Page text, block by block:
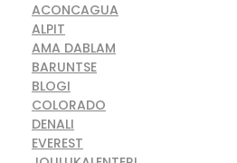
ACONCAGUA
ALPIT
AMA DABLAM
BARUNTSE
BLOGI
COLORADO
DENALI
EVEREST